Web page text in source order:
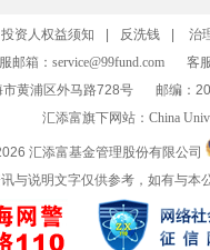
投资人权益须知 反洗钱
治
邮箱： service@99fund.com
客
黄浦区外马路728号
邮编：
汇添富旗下网站： China
汇添富基金管理股份有限公司
与说明文字仅供参考，如有与本